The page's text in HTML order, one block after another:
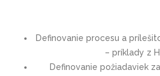
Definovanie procesu a
– príklady z
Definovanie požiadaviek